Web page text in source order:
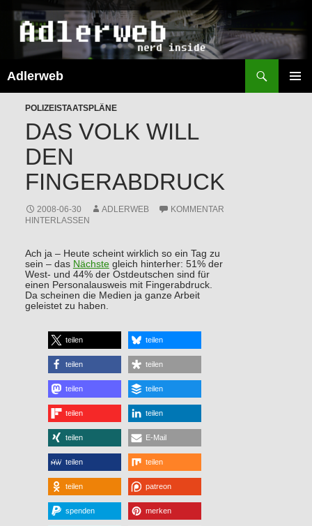
Adlerweb
SPRINGEN
POLIZEISTAATSPLÄNE
DAS VOLK WILL
DEN
FINGERABDRUCK
2008-06-30 ADLERWEB
KOMMENTAR
HINTERLASSEN
Ach ja – Heute scheint wirklich so ein Tag zu
sein – das Nächstegleich hinterher: 51% der
West- und 44% der Ostdeutschen sind für
einen Personalausweis mit Fingerabdruck.
Da scheinen die Medien ja ganze Arbeit
geleistet zu haben.
teilen teilen
teilen teilen
teilen teilen
teilen teilen
teilen E-Mail
teilen teilen
teilen patreon
spenden merken